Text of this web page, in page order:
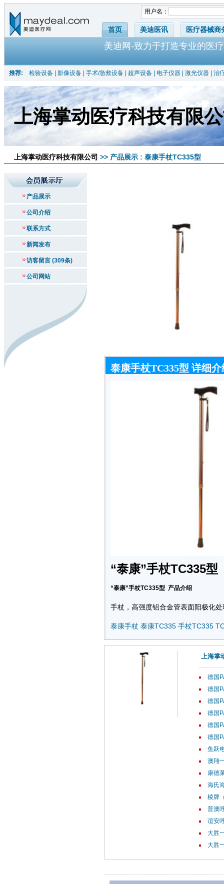
用户名：
首页 美迪医讯 医疗器械商
美迪网-致力于打造专业的医
推荐: 检验设备 影像设备 手术/急救设备 超声设备 电子仪器 激光仪器 治
上海掌动医疗科技有限
上海掌动医疗科技有限公司 >> 产品展示 : 泰康手杖TC335型
产品展示
公司介绍
联系方式
新闻发布
访客留言 (309条)
公司网站
泰康手杖TC335型 详细介
“泰康”手杖TC335型
“泰康”手杖TC335型 产品介绍
手杖，高强度铝合金管表面阳极化
泰康手杖 泰康TC335 手杖TC335
上海掌
德国
德国
德国
德国
德国
德国
鱼跃
澳翔
康德
海氏
棱牌
普澳
谊安
大胜
大胜